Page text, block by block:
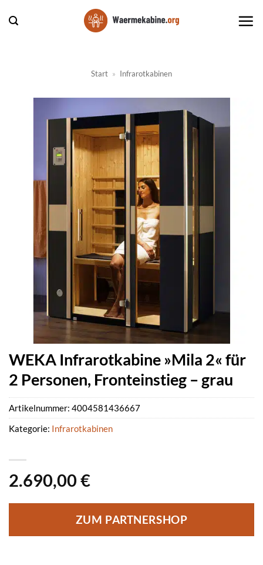
Inhalt
Start » Infrarotkabinen
WEKA Infrarotkabine »Mila 2« für
2 Personen, Fronteinstieg – grau
2.690,00 €
ZUM PARTNERSHOP
Artikelnummer: 4004581436667
Kategorie: Infrarotkabinen